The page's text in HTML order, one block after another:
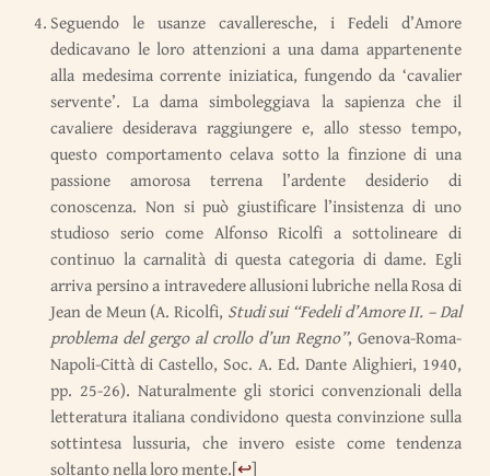
Seguendo le usanze cavalleresche, i Fedeli d’Amore
dedicavano le loro attenzioni a una dama appartenente
alla medesima corrente iniziatica, fungendo da ‘cavalier
servente’. La dama simboleggiava la sapienza che il
cavaliere desiderava raggiungere e, allo stesso tempo,
questo comportamento celava sotto la finzione di una
passione amorosa terrena l’ardente desiderio di
conoscenza. Non si può giustificare l’insistenza di uno
studioso serio come Alfonso Ricolfi a sottolineare di
continuo la carnalità di questa categoria di dame. Egli
arriva persino a intravedere allusioni lubriche nella Rosa di
Jean de Meun (A. Ricolfi, Studi sui “Fedeli d’Amore II. – Dal
problema del gergo al crollo d’un Regno”, Genova-Roma-
Napoli-Città di Castello, Soc. A. Ed. Dante Alighieri, 1940,
pp. 25-26). Naturalmente gli storici convenzionali della
letteratura italiana condividono questa convinzione sulla
sottintesa lussuria, che invero esiste come tendenza
soltanto nella loro mente.[↩]